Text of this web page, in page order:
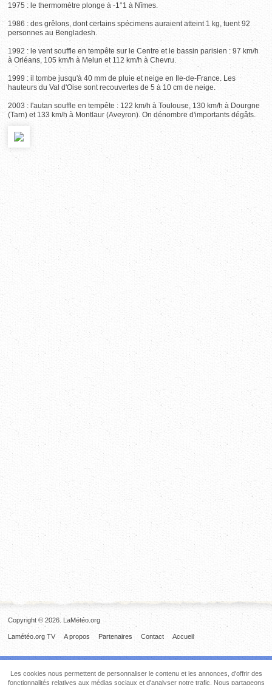
1975 : le thermomètre plonge à -1°1 à Nîmes.
1986 : des grêlons, dont certains spécimens auraient atteint 1 kg, tuent 92
personnes au Bengladesh.
1992 : le vent souffle en tempête sur le Centre et le bassin parisien : 97 km/h
à Orléans, 105 km/h à Melun et 112 km/h à Chevru.
1999 : il tombe jusqu'à 40 mm de pluie et neige en Ile-de-France. Les
hauteurs du Val d'Oise sont recouvertes de 5 à 10 cm de neige.
2003 : l'autan souffle en tempête : 122 km/h à Toulouse, 130 km/h à Dourgne
(Tarn) et 133 km/h à Montlaur (Aveyron). On dénombre d'importants dégâts.
Copyright © 2026. LaMétéo.org
Accueil
Contact
Partenaires
A propos
Lamétéo.org TV
Les cookies nous permettent de personnaliser le contenu et les annonces, d'offrir des
fonctionnalités relatives aux médias sociaux et d'analyser notre trafic. Nous partageons